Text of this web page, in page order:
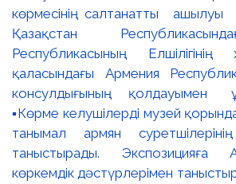
көрмесінің салтанатты
Қазақстан
Республикасының
қаласындағы Армения
консулдығының қолдауымен
▪️Көрме келушілерді музей
танымал армян
таныстырады. Экспозицияға
көркемдік дәстүрлерімен